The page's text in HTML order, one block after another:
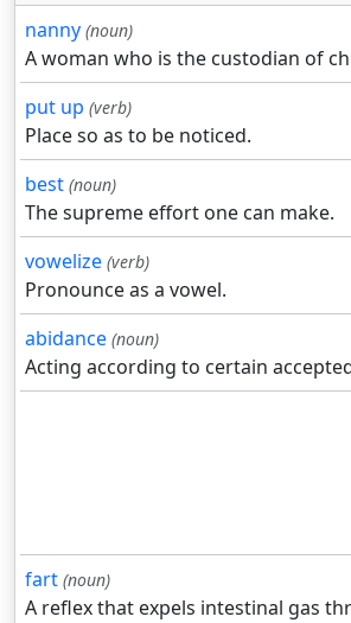
nanny (noun)
A woman who is the custodian of
put up (verb)
Place so as to be noticed.
best (noun)
The supreme effort one can make.
vowelize (verb)
Pronounce as a vowel.
abidance (noun)
Acting according to certain
fart (noun)
A reflex that expels intestinal gas